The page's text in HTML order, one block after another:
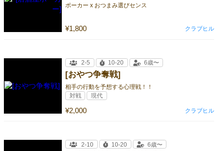
ポーカー x おつまみ選びセンス
¥1,800 クラブヒル
[おやつ争奪戦]
相手の行動を予想する心理戦！！
¥2,000
2-5 10-20 6歳〜
対戦 現代
クラブヒル
2-10 10-20 6歳〜